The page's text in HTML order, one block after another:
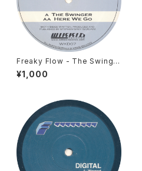
Freaky Flow - The Swinger
/ Here We Go [Wikkid / 20
05]
¥1,000